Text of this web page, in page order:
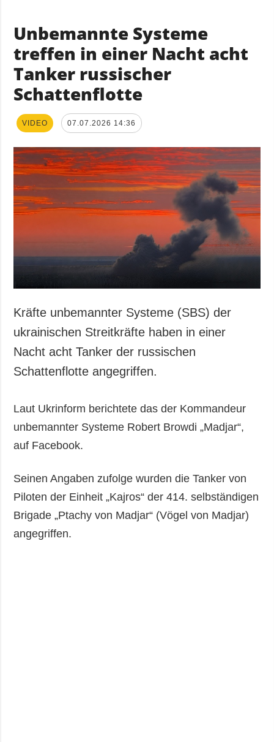
Unbemannte Systeme
treffen in einer Nacht acht
Tanker russischer
Schattenflotte
VIDEO 07.07.2026 14:36
Kräfte unbemannter Systeme (SBS) der
ukrainischen Streitkräfte haben in einer
Nacht acht Tanker der russischen
Schattenflotte angegriffen.
Laut Ukrinform berichtete das der Kommandeur
unbemannter Systeme Robert Browdi „Madjar“,
auf Facebook.
Seinen Angaben zufolge wurden die Tanker von
Piloten der Einheit „Kajros“ der 414. selbständigen
Brigade „Ptachy von Madjar“ (Vögel von Madjar)
angegriffen.